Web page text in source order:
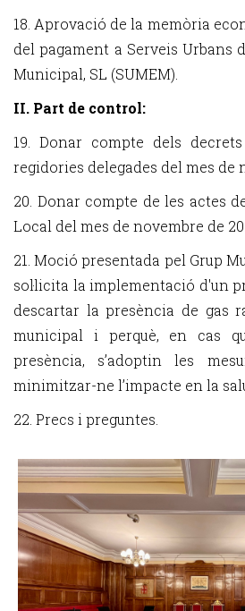
18. Aprovació de la memòria
del pagament a Serveis Urbans
Municipal, SL (SUMEM).
II. Part de control:
19. Donar compte dels
regidories delegades del mes de
20. Donar compte de les actes
Local del mes de novembre de
21. Moció presentada pel Grup
sol·licita la implementació d'un
descartar la presència de gas
municipal i perquè, en cas
presència, s’adoptin les
minimitzar-ne l’impacte en la
22. Precs i preguntes.